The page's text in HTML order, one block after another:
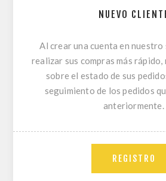
NUEVO
Al crear una cuenta en
realizar sus compras más rápido,
sobre el estado de sus
seguimiento de los pedidos
anteriormente.